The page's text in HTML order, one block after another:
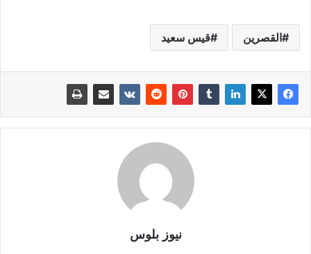
القصرين قيس سعيد
نيوز بلوس